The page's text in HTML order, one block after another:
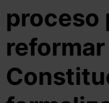
proceso
reformar